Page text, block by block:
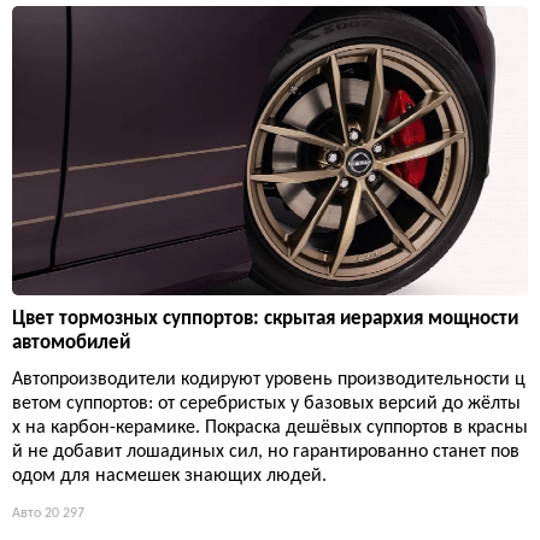
Цвет тормозных суппортов: скрытая иерархия мощности
автомобилей
Автопроизводители кодируют уровень производительности ц
ветом суппортов: от серебристых у базовых версий до жёлты
х на карбон-керамике. Покраска дешёвых суппортов в красны
й не добавит лошадиных сил, но гарантированно станет пов
одом для насмешек знающих людей.
Авто 20 297